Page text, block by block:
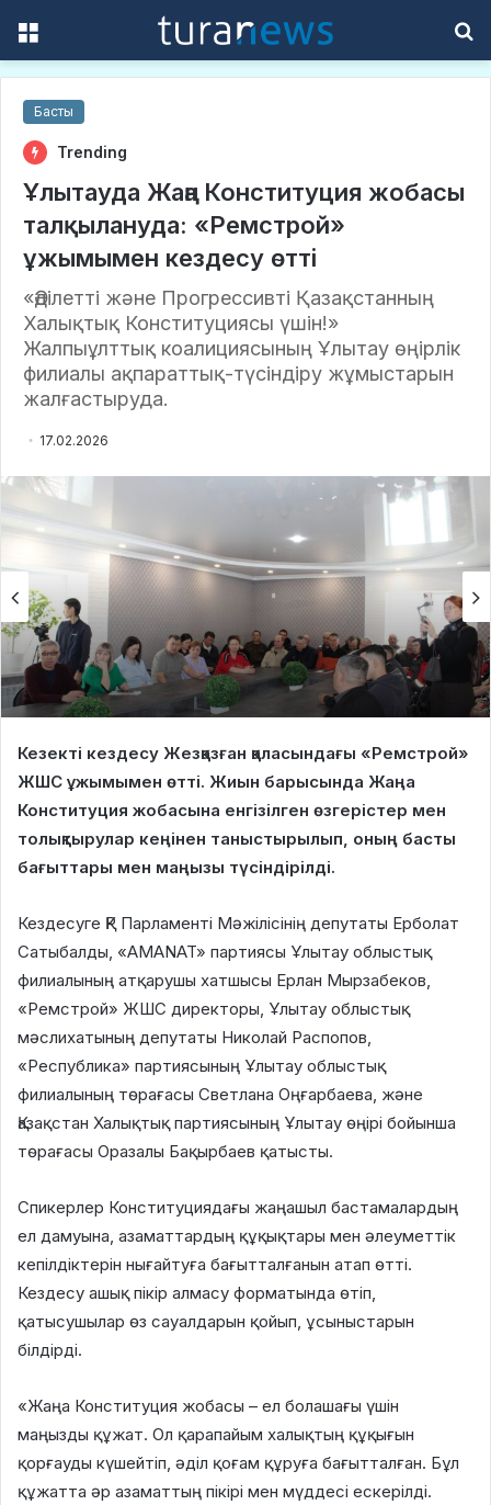
Басты
Trending
Ұлытауда Жаңа Конституция жобасы
талқылануда: «Ремстрой»
ұжымымен кездесу өтті
«Әділетті және Прогрессивті Қазақстанның
Халықтық Конституциясы үшін!»
Жалпыұлттық коалициясының Ұлытау өңірлік
филиалы ақпараттық-түсіндіру жұмыстарын
жалғастыруда.
17.02.2026
Кезекті кездесу Жезқазған қаласындағы «Ремстрой»
ЖШС ұжымымен өтті. Жиын барысында Жаңа
Конституция жобасына енгізілген өзгерістер мен
толықтырулар кеңінен таныстырылып, оның басты
бағыттары мен маңызы түсіндірілді.
Кездесуге ҚР Парламенті Мәжілісінің депутаты Ерболат
Сатыбалды, «AMANAT» партиясы Ұлытау облыстық
филиалының атқарушы хатшысы Ерлан Мырзабеков,
«Ремстрой» ЖШС директоры, Ұлытау облыстық
мәслихатының депутаты Николай Распопов,
«Республика» партиясының Ұлытау облыстық
филиалының төрағасы Светлана Оңғарбаева, және
Қазақстан Халықтық партиясының Ұлытау өңірі бойынша
төрағасы Оразалы Бақырбаев қатысты.
Спикерлер Конституциядағы жаңашыл бастамалардың
ел дамуына, азаматтардың құқықтары мен әлеуметтік
кепілдіктерін нығайтуға бағытталғанын атап өтті.
Кездесу ашық пікір алмасу форматында өтіп,
қатысушылар өз сауалдарын қойып, ұсыныстарын
білдірді.
«Жаңа Конституция жобасы – ел болашағы үшін
маңызды құжат. Ол қарапайым халықтың құқығын
қорғауды күшейтіп, әділ қоғам құруға бағытталған. Бұл
құжатта әр азаматтың пікірі мен мүддесі ескерілді.